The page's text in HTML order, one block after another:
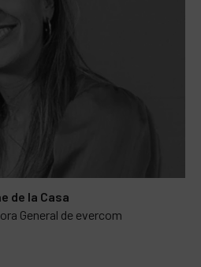
de la Casa
General de evercom